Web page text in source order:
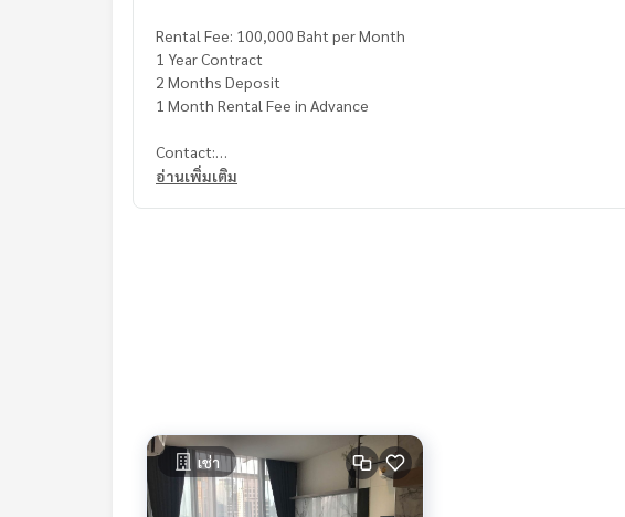
Rental Fee: 100,000 Baht per Month
1 Year Contract
2 Months Deposit
1 Month Rental Fee in Advance
Contact:
Khun Nok: Mobile
อ่านเพิ่มเติม
เช่า